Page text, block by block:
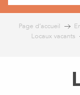
Page d’accueil
Locaux vacants